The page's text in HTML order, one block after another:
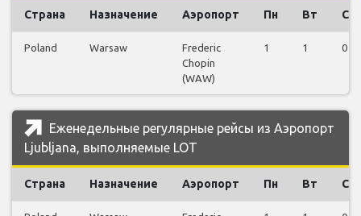
Страна Назначение Аэропорт Пн Вт Ср
Poland Warsaw
Frederic
Chopin
(WAW)
1 1 0
Еженедельные регулярные рейсы из Аэропорт
Ljubljana, выполняемые LOT
Страна Назначение Аэропорт Пн Вт Ср